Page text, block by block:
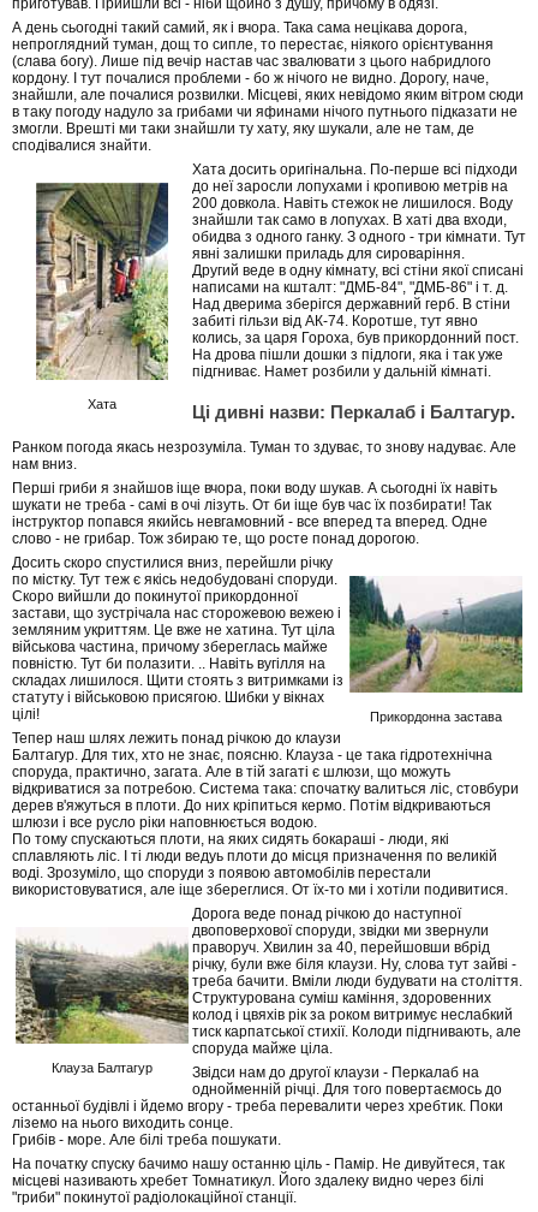
А день сьогодні такий самий, як і вчора. Така сама нецікава дорога,
непроглядний туман, дощ то сипле, то перестає, ніякого орієнтування
(слава богу). Лише під вечір настав час звалювати з цього набридлого
кордону. І тут почалися проблеми - бо ж нічого не видно. Дорогу, наче,
знайшли, але почалися розвилки. Місцеві, яких невідомо яким вітром сюди
в таку погоду надуло за грибами чи яфинами нічого путнього підказати не
змогли. Врешті ми таки знайшли ту хату, яку шукали, але не там, де
сподівалися знайти.
Хата
Хата досить оригінальна. По-перше всі підходи
до неї заросли лопухами і кропивою метрів на
200 довкола. Навіть стежок не лишилося. Воду
знайшли так само в лопухах. В хаті два входи,
обидва з одного ганку. З одного - три кімнати. Тут
явні залишки приладь для сироваріння.
Другий веде в одну кімнату, всі стіни якої списані
написами на кшталт: "ДМБ-84", "ДМБ-86" і т. д.
Над дверима зберігся державний герб. В стіни
забиті гільзи від АК-74. Коротше, тут явно
колись, за царя Гороха, був прикордонний пост.
На дрова пішли дошки з підлоги, яка і так уже
підгниває. Намет розбили у дальній кімнаті.
Ці дивні назви: Перкалаб і Балтагур.
Ранком погода якась незрозуміла. Туман то здуває, то знову надуває. Але
нам вниз.
Перші гриби я знайшов іще вчора, поки воду шукав. А сьогодні їх навіть
шукати не треба - самі в очі лізуть. От би іще був час їх позбирати! Так
інструктор попався якийсь невгамовний - все вперед та вперед. Одне
слово - не грибар. Тож збираю те, що росте понад дорогою.
Прикордонна застава
Досить скоро спустилися вниз, перейшли річку
по містку. Тут теж є якісь недобудовані споруди.
Скоро вийшли до покинутої прикордонної
застави, що зустрічала нас сторожевою вежею і
земляним укриттям. Це вже не хатина. Тут ціла
військова частина, причому збереглась майже
повністю. Тут би полазити. .. Навіть вугілля на
складах лишилося. Щити стоять з витримками із
статуту і військовою присягою. Шибки у вікнах
цілі!
Тепер наш шлях лежить понад річкою до клаузи
Балтагур. Для тих, хто не знає, поясню. Клауза - це така гідротехнічна
споруда, практично, загата. Але в тій загаті є шлюзи, що можуть
відкриватися за потребою. Система така: спочатку валиться ліс, стовбури
дерев в'яжуться в плоти. До них кріпиться кермо. Потім відкриваються
шлюзи і все русло ріки наповнюється водою.
По тому спускаються плоти, на яких сидять бокараші - люди, які
сплавляють ліс. І ті люди ведуь плоти до місця призначення по великій
воді. Зрозуміло, що споруди з появою автомобілів перестали
використовуватися, але іще збереглися. От їх-то ми і хотіли подивитися.
Клауза Балтагур
Дорога веде понад річкою до наступної
двоповерхової споруди, звідки ми звернули
праворуч. Хвилин за 40, перейшовши вбрід
річку, були вже біля клаузи. Ну, слова тут зайві -
треба бачити. Вміли люди будувати на століття.
Структурована суміш каміння, здоровенних
колод і цвяхів рік за роком витримує неслабкий
тиск карпатської стихії. Колоди підгнивають, але
споруда майже ціла.
Звідси нам до другої клаузи - Перкалаб на
однойменній річці. Для того повертаємось до
останньої будівлі і йдемо вгору - треба перевалити через хребтик. Поки
ліземо на нього виходить сонце.
Грибів - море. Але білі треба пошукати.
На початку спуску бачимо нашу останню ціль - Памір. Не дивуйтеся, так
місцеві називають хребет Томнатикул. Його здалеку видно через білі
"гриби" покинутої радіолокаційної станції.